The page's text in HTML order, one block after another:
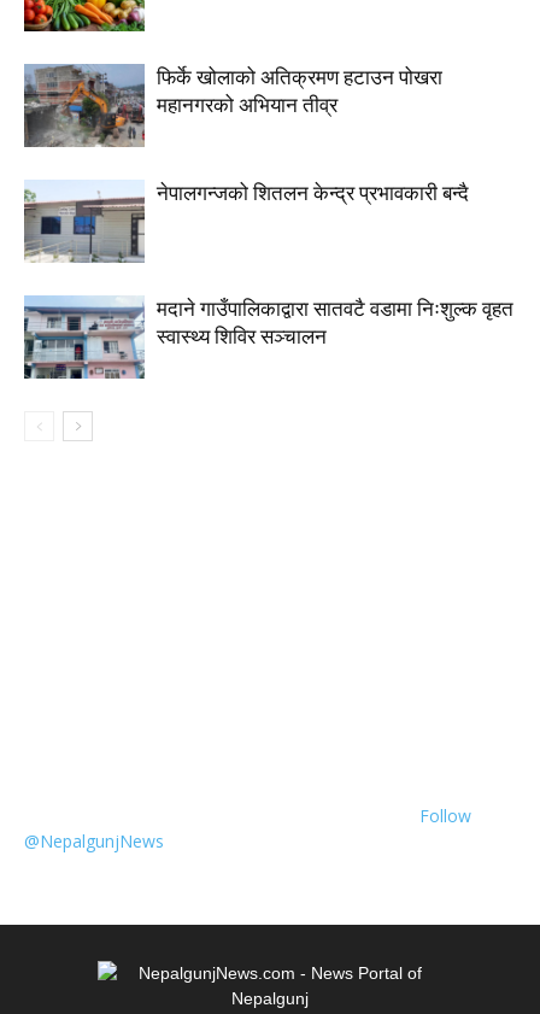
फिर्के खोलाको अतिक्रमण हटाउन पोखरा
महानगरको अभियान तीव्र
नेपालगन्जको शितलन केन्द्र प्रभावकारी बन्दै
मदाने गाउँपालिकाद्वारा सातवटै वडामा निःशुल्क वृहत
स्वास्थ्य शिविर सञ्चालन
Follow
@NepalgunjNews